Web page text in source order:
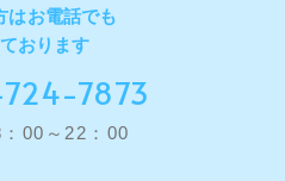
はお電話でも
おります
7873
00～22：00